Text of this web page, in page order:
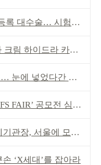
술… 시험자료 공용 허용
하이드라 카밍’ 출시
넣었다간 각막 손상
공모전 심사 성료
장, 서울에 모인다
‘X세대’를 잡아라